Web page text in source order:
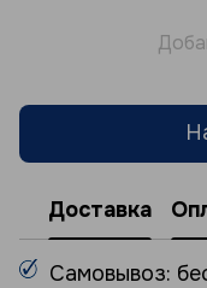
Доставка
Самовывоз: